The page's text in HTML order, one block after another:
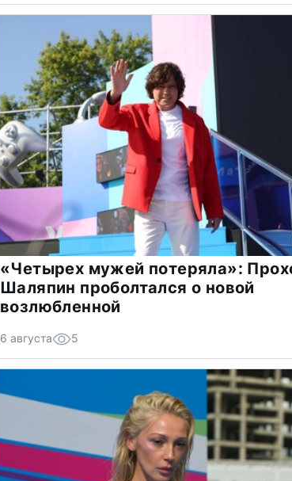
«Четырех мужей потеряла»:
Шаляпин проболтался о новой
возлюбленной
6 августа 5